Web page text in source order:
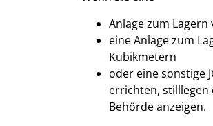
Anlage zum
eine Anlage zum
Kubikmetern
oder eine sonstige
errichten, stilllegen
Behörde anzeigen.